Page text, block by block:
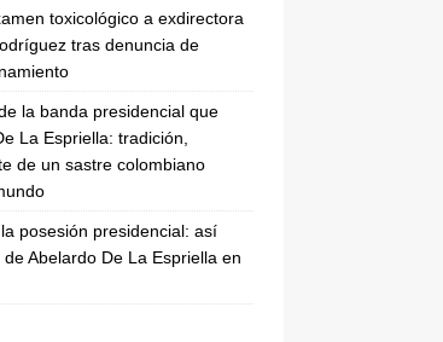
toxicológico a exdirectora
tras denuncia de
la banda presidencial que
La Espriella: tradición,
de un sastre colombiano
posesión presidencial: así
Abelardo De La Espriella en